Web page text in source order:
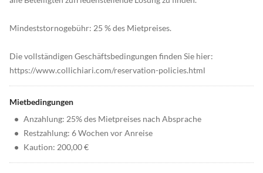
Mindeststornogebühr: 25 % des Mietpreises.
Die vollständigen Geschäftsbedingungen finden Sie hier:
https://www.collichiari.com/reservation-policies.html
Mietbedingungen
• Anzahlung: 25% des Mietpreises nach Absprache
• Restzahlung: 6 Wochen vor Anreise
• Kaution: 200,00 €